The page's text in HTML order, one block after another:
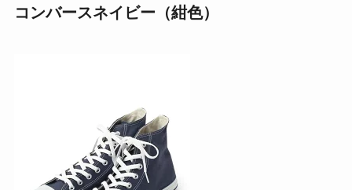
コンバースネイビー（紺色）